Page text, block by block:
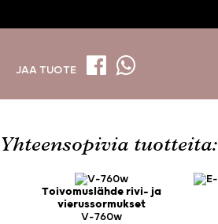
JAA TUOTE
Yhteensopivia tuotteita:
Toivomuslähde rivi- ja
vierussormukset
V-760w